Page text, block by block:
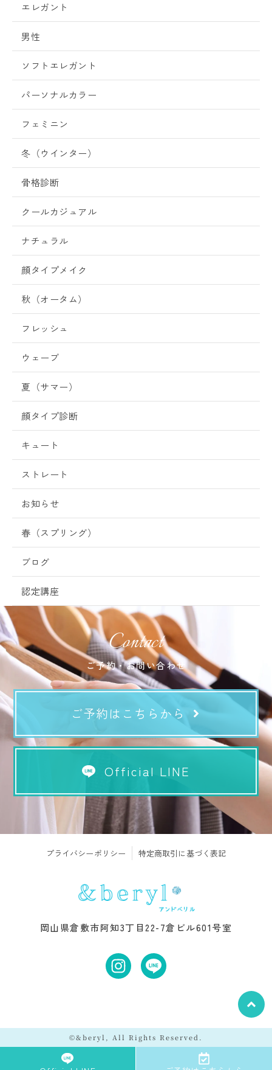
エレガント
男性
ソフトエレガント
パーソナルカラー
フェミニン
冬（ウインター）
骨格診断
クールカジュアル
ナチュラル
顔タイプメイク
秋（オータム）
フレッシュ
ウェーブ
夏（サマー）
顔タイプ診断
キュート
ストレート
お知らせ
春（スプリング）
ブログ
認定講座
Contact
ご予約・お問い合わせ
ご予約はこちらから
Official LINE
プライバシーポリシー 特定商取引に基づく表記
岡山県倉敷市阿知3丁目22-7倉ビル601号室
©&beryl, All Rights Reserved.